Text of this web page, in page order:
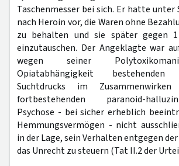
Taschenmesser bei sich. Er hatte unter
nach Heroin vor, die Waren ohne
zu behalten und sie später gegen
einzutauschen. Der Angeklagte war
wegen seiner
Opiatabhängigkeit bestehenden
Suchtdrucks im
fortbestehenden paranoid-
Psychose - bei sicher erheblich
Hemmungsvermögen - nicht
in der Lage, sein Verhalten entgegen
das Unrecht zu steuern (Tat II.2 der